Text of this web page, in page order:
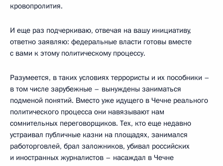
кровопролития.
И еще раз подчеркиваю, отвечая на вашу инициативу,
ответно заявляю: федеральные власти готовы вместе
с вами к этому политическому процессу.
Разумеется, в таких условиях террористы и их пособники –
в том числе зарубежные – вынуждены заниматься
подменой понятий. Вместо уже идущего в Чечне реального
политического процесса они навязывают нам
сомнительных переговорщиков. Тех, кто еще недавно
устраивал публичные казни на площадях, занимался
работорговлей, брал заложников, убивал российских
и иностранных журналистов – насаждал в Чечне